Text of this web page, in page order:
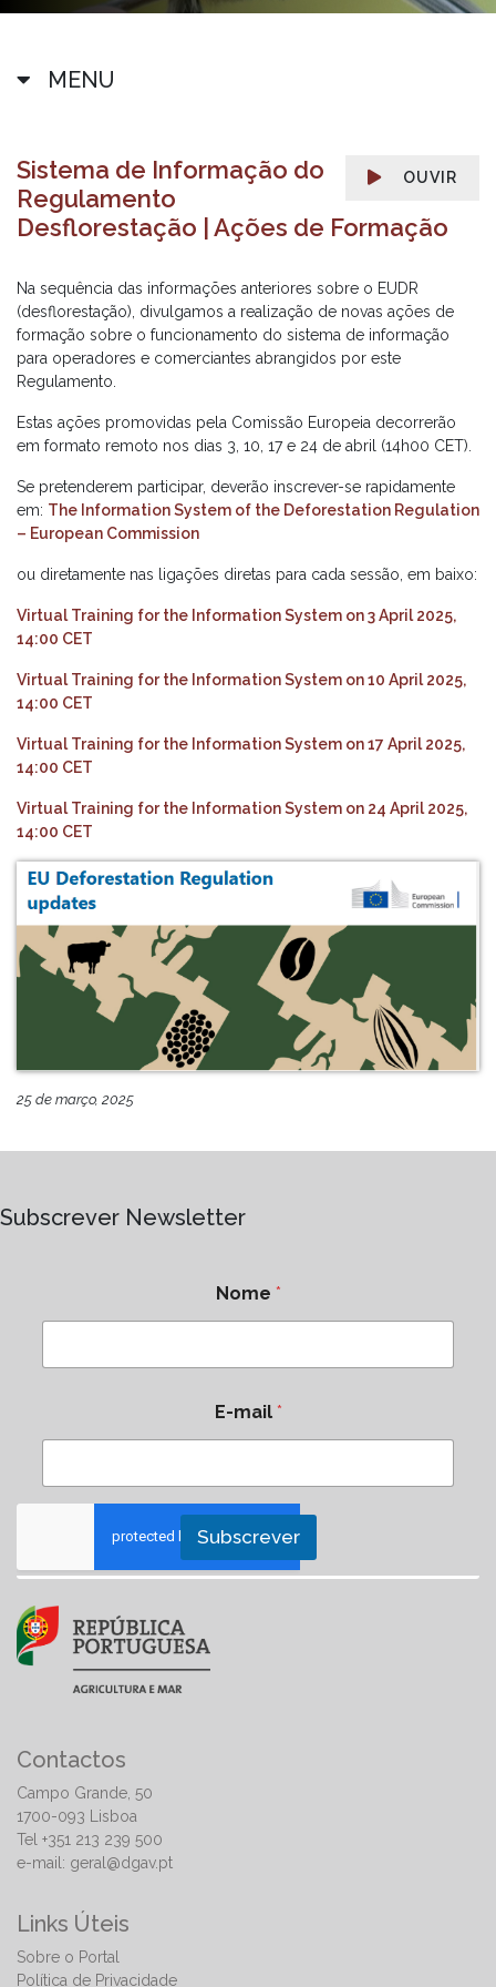
MENU
OUVIR
Sistema de Informação do
Regulamento
Desflorestação | Ações de Formação
Na sequência das informações anteriores sobre o EUDR
(desflorestação), divulgamos a realização de novas ações de
formação sobre o funcionamento do sistema de informação
para operadores e comerciantes abrangidos por este
Regulamento.
Estas ações promovidas pela Comissão Europeia decorrerão
em formato remoto nos dias 3, 10, 17 e 24 de abril (14h00 CET).
Se pretenderem participar, deverão inscrever-se rapidamente
em: The Information System of the Deforestation Regulation
– European Commission
ou diretamente nas ligações diretas para cada sessão, em baixo:
Virtual Training for the Information System on 3 April 2025,
14:00 CET
Virtual Training for the Information System on 10 April 2025,
14:00 CET
Virtual Training for the Information System on 17 April 2025,
14:00 CET
Virtual Training for the Information System on 24 April 2025,
14:00 CET
25 de março, 2025
Subscrever Newsletter
Nome *
E-mail *
Subscrever
Contactos
Campo Grande, 50
1700-093 Lisboa
Tel +351 213 239 500
e-mail: geral@dgav.pt
Links Úteis
Sobre o Portal
Política de Privacidade